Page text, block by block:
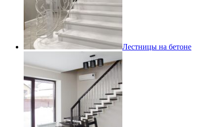
Лестницы на бетоне